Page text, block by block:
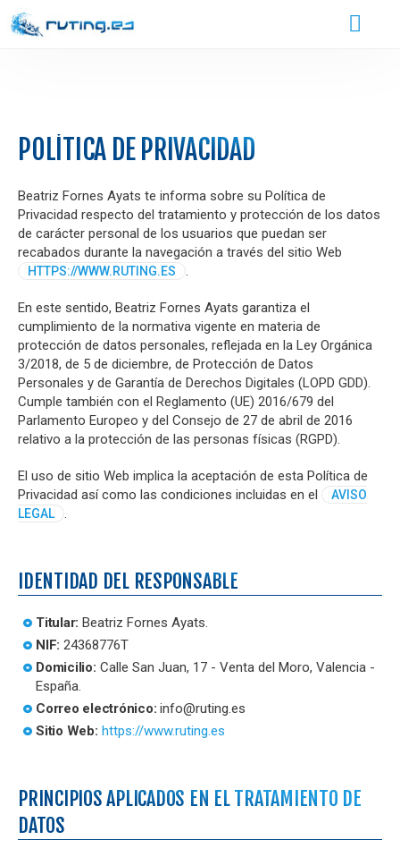
POLÍTICA DE PRIVACIDAD
Beatriz Fornes Ayats te informa sobre su Política de
Privacidad respecto del tratamiento y protección de los datos
de carácter personal de los usuarios que puedan ser
recabados durante la navegación a través del sitio Web
HTTPS://WWW.RUTING.ES
En este sentido, Beatriz Fornes Ayats garantiza el
cumplimiento de la normativa vigente en materia de
protección de datos personales, reflejada en la Ley Orgánica
3/2018, de 5 de diciembre, de Protección de Datos
Personales y de Garantía de Derechos Digitales (LOPD GDD).
Cumple también con el Reglamento (UE) 2016/679 del
Parlamento Europeo y del Consejo de 27 de abril de 2016
relativo a la protección de las personas físicas (RGPD).
El uso de sitio Web implica la aceptación de esta Política de
Privacidad así como las condiciones incluidas en el
AVISO
LEGAL
IDENTIDAD DEL RESPONSABLE
Titular: Beatriz Fornes Ayats.
NIF: 24368776T
Domicilio: Calle San Juan, 17 - Venta del Moro, Valencia -
España.
Correo electrónico: info@ruting.es
Sitio Web: https://www.ruting.es
PRINCIPIOS APLICADOS EN EL TRATAMIENTO DE
DATOS